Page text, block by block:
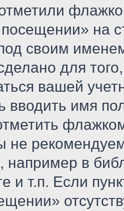
на
своим
для
вашей
вводить имя
не
например в
и т.п. Если